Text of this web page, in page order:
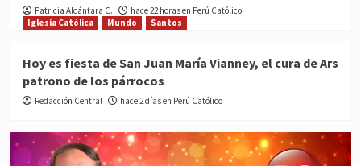
Patricia Alcántara C.
hace 22 horas en Perú Católico
Iglesia Católica
Mundo Santos
Hoy es fiesta de San Juan María Vianney, el cura de Ars
patrono de los párrocos
Redacción Central hace 2 días en Perú Católico